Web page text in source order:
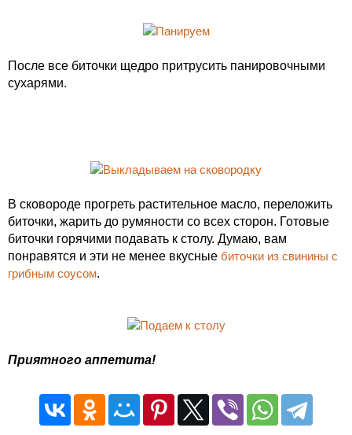
После все биточки щедро притрусить панировочными
сухарями.
В сковороде прогреть растительное масло, переложить
биточки, жарить до румяности со всех сторон. Готовые
биточки горячими подавать к столу. Думаю, вам
понравятся и эти не менее вкусные биточки из свинины с
грибным соусом.
Приятного аппетита!